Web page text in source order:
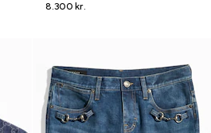
8.300 kr.